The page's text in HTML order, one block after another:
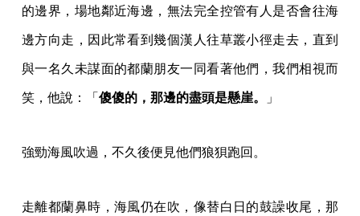
的邊界，場地鄰近海邊，無法完全控管有人是否會往海
邊方向走，因此常看到幾個漢人往草叢小徑走去，直到
與一名久未謀面的都蘭朋友一同看著他們，我們相視而
笑，他說：「 傻傻的，那邊的盡頭是懸崖。 」
強勁海風吹過，不久後便見他們狼狽跑回。
走離都蘭鼻時，海風仍在吹，像替白日的鼓譟收尾，那